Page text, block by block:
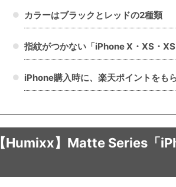
カラーはブラックとレッドの2種類
指紋がつかない「iPhone X・XS・
iPhone購入時に、楽天ポイントをも
【Humixx】Matte Series「